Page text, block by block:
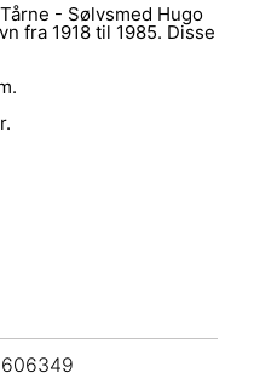
- Sølvsmed Hugo
fra 1918 til 1985. Disse